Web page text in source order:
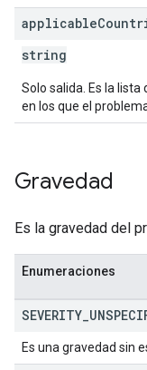
applicable
string
Solo salida. Es la lista
en los que el
Gravedad
Es la gravedad del
Enumeraciones
SEVERITY
Es una gravedad sin